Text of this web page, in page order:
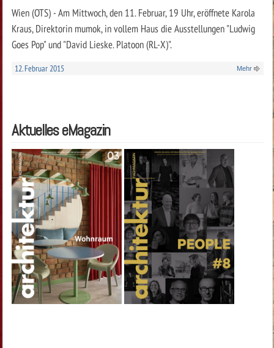
Wien (OTS) - Am Mittwoch, den 11. Februar, 19 Uhr, eröffnete Karola
Kraus, Direktorin mumok, in vollem Haus die Ausstellungen "Ludwig
Goes Pop" und "David Lieske. Platoon (RL-X)".
12. Februar 2015 Mehr
Aktuelles eMagazin